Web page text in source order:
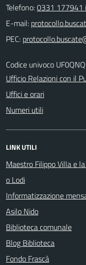
Telefono:0331 177941
E-mail:
PEC:
Codice univoco UF0QNQ
Ufficio Relazioni con il
Uffici e orari
Numeri utili
LINK UTILI
Maestro Filippo Villa e
o Lodi
Informatizzazione
Asilo Nido
Biblioteca comunale
Blog Biblioteca
Fondo Frascà